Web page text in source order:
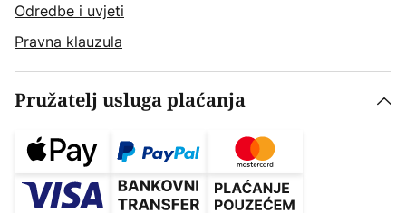
Odredbe i uvjeti
Pravna klauzula
Pružatelj usluga plaćanja